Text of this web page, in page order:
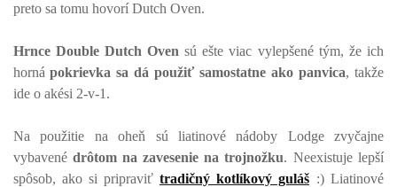
preto sa tomu hovorí Dutch Oven.
Hrnce Double Dutch Oven sú ešte viac vylepšené tým, že ich
horná pokrievka sa dá použiť samostatne ako panvica, takže
ide o akési 2-v-1.
Na použitie na oheň sú liatinové nádoby Lodge zvyčajne
vybavené drôtom na zavesenie na trojnožku. Neexistuje lepší
spôsob, ako si pripraviť tradičný kotlíkový guláš :) Liatinové